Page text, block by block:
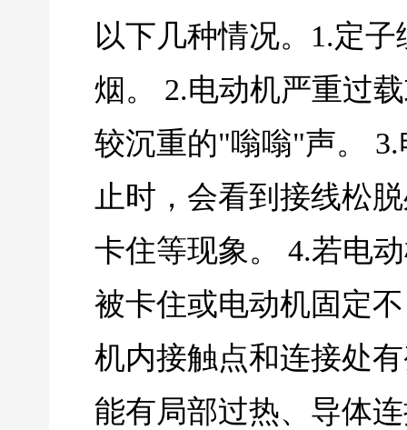
以下几种情况。1.定
烟。 2.电动机严重过
较沉重的"嗡嗡"声。
止时，会看到接线松
卡住等现象。 4.若电
被卡住或电动机固定
机内接触点和连接处
能有局部过热、导体